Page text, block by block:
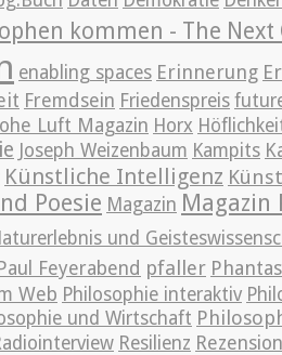
kommen - The Next
enabling spaces Erinnerung
Fremdsein Friedenspreis
Luft Magazin Horx
Joseph Weizenbaum Kampits
Künstliche Intelligenz
Poesie Magazin Magazin
und
Feyerabend pfaller
Web Philosophie interaktiv
und Wirtschaft
Resilienz Rezension